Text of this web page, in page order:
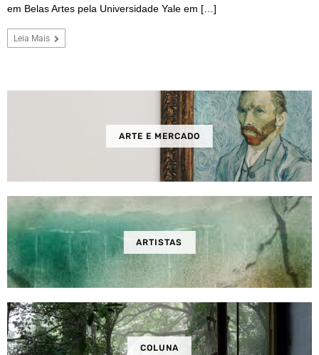
em Belas Artes pela Universidade Yale em […]
Leia Mais
ARTE E MERCADO
ARTISTAS
COLUNA